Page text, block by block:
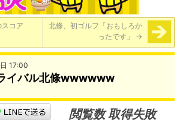
コア
北條、初ゴルフ「おもしろか
ったです」 →
17:00
イバル北條wwwwww
閲覧数 取得失敗